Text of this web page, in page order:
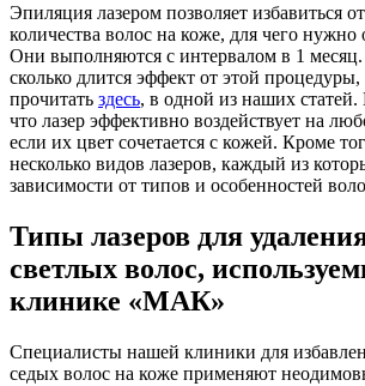
Эпиляция лазером позволяет избавиться
количества волос на коже, для чего нужно
Они выполняются с интервалом в 1
сколько длится эффект от этой
прочитать здесь, в одной из наших
что лазер эффективно воздействует на
если их цвет сочетается с кожей. Кроме
несколько видов лазеров, каждый из
зависимости от типов и особенностей
Типы лазеров для
светлых волос,
клинике «МАК»
Специалисты нашей клиники для
седых волос на коже применяют